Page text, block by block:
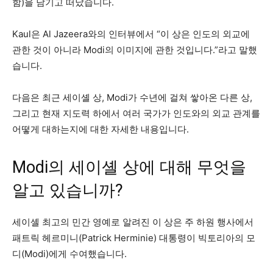
Kaul은 Al Jazeera와의 인터뷰에서 “이 상은 인도의 외교에
관한 것이 아니라 Modi의 이미지에 관한 것입니다.”라고 말했
습니다.
다음은 최근 세이셸 상, Modi가 수년에 걸쳐 쌓아온 다른 상,
그리고 현재 지도력 하에서 여러 국가가 인도와의 외교 관계를
어떻게 대하는지에 대한 자세한 내용입니다.
Modi의 세이셸 상에 대해 무엇을
알고 있습니까?
세이셸 최고의 민간 영예로 알려진 이 상은 주 하원 행사에서
패트릭 헤르미니(Patrick Herminie) 대통령이 빅토리아의 모
디(Modi)에게 수여했습니다.